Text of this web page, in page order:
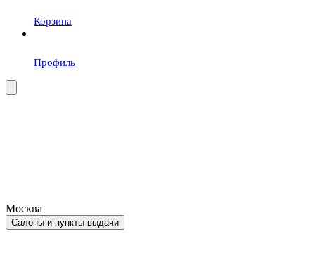
Корзина
Профиль
Москва
Салоны и пункты выдачи